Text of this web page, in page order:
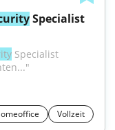
Specialist
Specialist
Vollzeit